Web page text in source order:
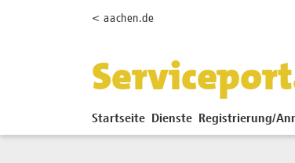
Zum Hauptinhalt springen
< aachen.de
Startseite Dienste Registrierung/